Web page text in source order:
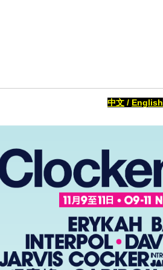
中文 / English